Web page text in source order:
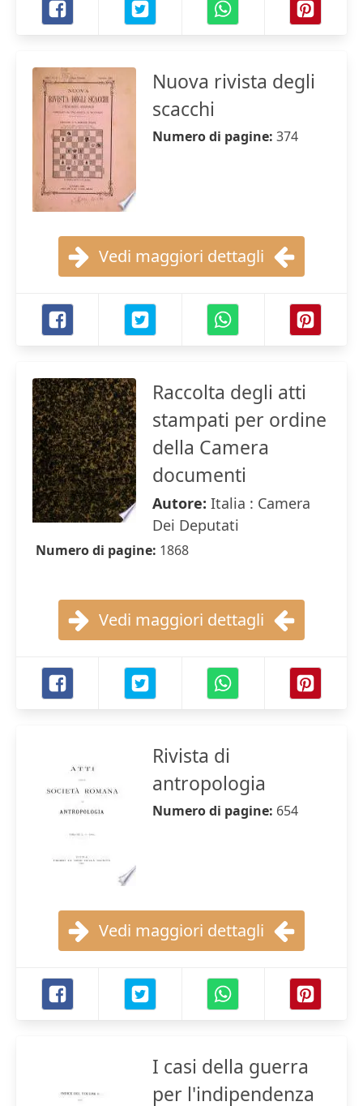
Nuova rivista degli
scacchi
Numero di pagine: 374
Vedi maggiori dettagli
Raccolta degli atti
stampati per ordine
della Camera
documenti
Autore: Italia : Camera
Dei Deputati
Numero di pagine: 1868
Vedi maggiori dettagli
Rivista di
antropologia
Numero di pagine: 654
Vedi maggiori dettagli
I casi della guerra
per l'indipendenza